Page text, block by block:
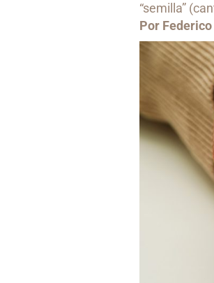
“semilla”
Por